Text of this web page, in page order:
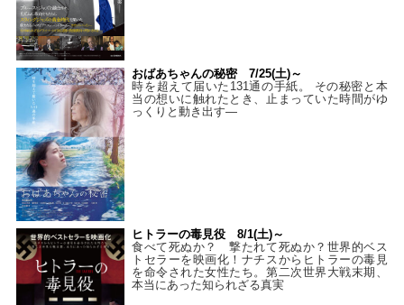
おばあちゃんの秘密 7/25(土)～
時を超えて届いた131通の手紙。 その秘密と本
当の想いに触れたとき、止まっていた時間がゆ
っくりと動き出す―
ヒトラーの毒見役 8/1(土)～
食べて死ぬか？ 撃たれて死ぬか？世界的ベス
トセラーを映画化！ナチスからヒトラーの毒見
を命令された女性たち。第二次世界大戦末期、
本当にあった知られざる真実